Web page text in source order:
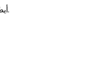
أيضًا لممارسات الطاقة المستدامة لتقليل تأثيرنا البيئي.